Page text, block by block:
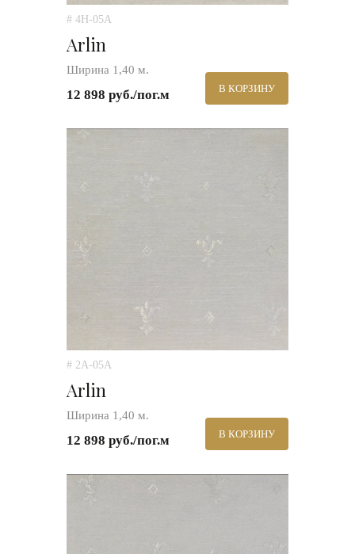
# 4H-05A
Arlin
Ширина 1,40 м.
12 898 руб./пог.м В КОРЗИНУ
# 2A-05A
Arlin
Ширина 1,40 м.
12 898 руб./пог.м В КОРЗИНУ